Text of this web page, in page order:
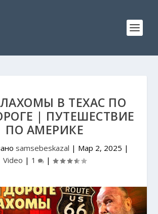
В ТЕХАС ПО
| ПУТЕШЕСТВИЕ
ПО АМЕРИКЕ
samsebeskazal | Мар 2, 2025 |
Video | 1 |